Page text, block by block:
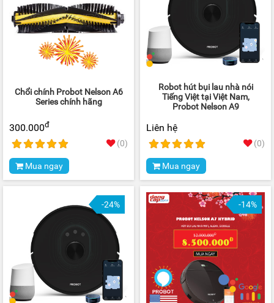
Chổi chính Probot Nelson A6
Series chính hãng
300.000đ
(0)
Mua ngay
Robot hút bụi lau nhà nói
Tiếng Việt tại Việt Nam,
Probot Nelson A9
Liên hệ
(0)
Mua ngay
-24% -14%